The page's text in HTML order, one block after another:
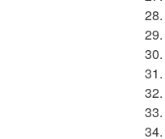
28.
29.
30.
31.
32.
33.
34.